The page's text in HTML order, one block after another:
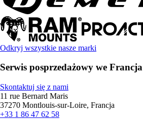
Odkryj wszystkie nasze marki
Serwis posprzedażowy we Francja
Skontaktuj się z nami
11 rue Bernard Maris
37270 Montlouis-sur-Loire, Francja
+33 1 86 47 62 58